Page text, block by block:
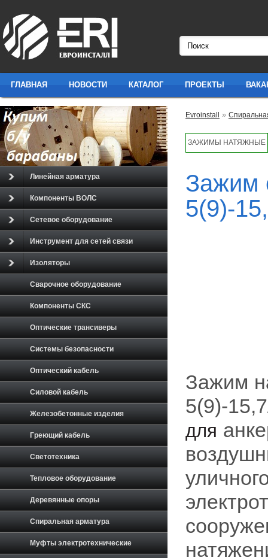
ГЛАВНАЯ НОВОСТИ КАТАЛОГ ПРОЕКТЫ
Evroinstall »
ЗАЖИМЫ НАТЯЖНЫЕ
Зажим
5(9)-
Зажим
5(9)-
для
Линейная арматура
Компоненты ВОЛС
Сетевое оборудование
Инструмент для сетей связи
Изоляторы
Сварочное оборудование
Компоненты СКС
Оптические трансиверы
Системы безопасности
Оптический кабель
Силовой кабель
Железобетонные изделия
Греющий кабель
Светотехника
Тепловое оборудование
Деревянные опоры
Спиральная арматура
Муфты электротехнические